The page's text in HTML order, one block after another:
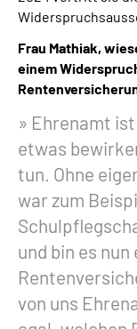
Frau Mathiak,
einem
Ehrenamt
etwas
tun. Ohne
war zum
und bin es
von uns